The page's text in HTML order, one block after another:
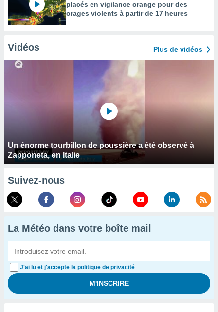
placés en vigilance orange pour des
orages violents à partir de 17 heures
Vidéos Plus de vidéos
Un énorme tourbillon de poussière a été observé à
Zapponeta, en Italie
Suivez-nous
La Météo dans votre boîte mail
J'ai lu et j'accepte la politique de privacité